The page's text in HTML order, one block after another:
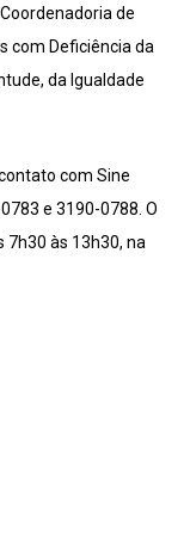
de
com Deficiência da
da Igualdade
com Sine
e 3190-0788. O
às 13h30, na